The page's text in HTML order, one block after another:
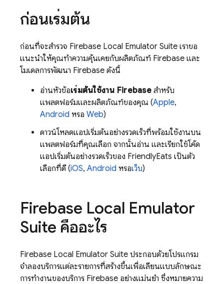
ก่อนเริ่มต้น
ก่อนที่จะสำรวจ Firebase Local Emulator Suite เราขอ
แนะนำให้คุณทำความคุ้นเคยกับผลิตภัณฑ์ Firebase และ
โมเดลการพัฒนา Firebase ดังนี้
อ่านหัวข้อเริ่มต้นใช้งาน Firebaseสำหรับ
แพลตฟอร์มและผลิตภัณฑ์ของคุณ (Apple,
Android หรือ Web)
ดาวน์โหลดแอปเริ่มต้นอย่างรวดเร็วที่พร้อมใช้งานบน
แพลตฟอร์มที่คุณเลือก จากนั้นอ่าน และเรียกใช้โค้ด
แอปเริ่มต้นอย่างรวดเร็วของ FriendlyEats เป็นตัว
เลือกที่ดี (iOS, Android หรือเว็บ)
Firebase Local Emulator
Suite คืออะไร
Firebase Local Emulator Suite ประกอบด้วยโปรแกรม
จำลองบริการแต่ละรายการที่สร้างขึ้นเพื่อเลียนแบบลักษณะ
การทำงานของบริการ Firebase อย่างแม่นยำ ซึ่งหมายความ